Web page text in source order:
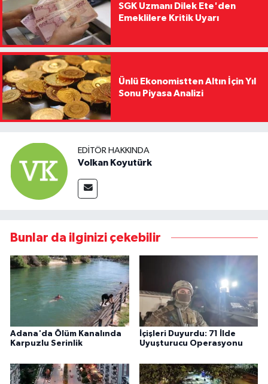
SGK Uzmanı Dilek Ete'den
Emeklilere Kritik Uyarı
Ünlü Ekonomistten Altın İçin Yıl
Sonu Piyasa Analizi
EDITÖR HAKKINDA
Volkan Koyutürk
Bunlar da ilginizi çekebilir
Adana'da Ölüm Kanalında
Karpuzlu Serinlik
İçişleri Duyurdu: 71 İlde
Uyuşturucu Operasyonu